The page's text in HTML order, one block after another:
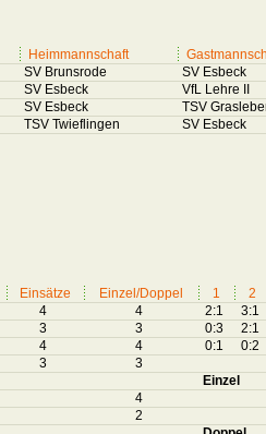
Heimmannschaft
SV Brunsrode SV Esbeck
SV Esbeck VfL Lehre II
SV Esbeck TSV
TSV Twieflingen SV Esbeck
Einsätze Einzel/Doppel 1 2
4 4 2:1 3:1
3 3 0:3 2:1
4 4 0:1 0:2
3 3
Einzel
4
2